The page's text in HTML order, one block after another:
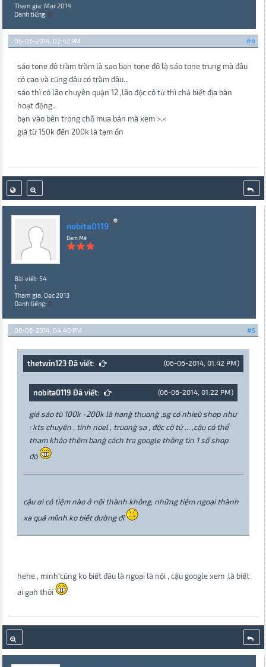
Tham gia: Mar 2014
Danh tiếng: 0
#4
06-06-2014, 02:42 PM
sáo tone đô trầm trầm là sao bạn tone đô là sáo tone trung mà đâu
có cao và cũng đâu có trầm đâu...
sáo thì có lão chuyên quận 12 ,lão độc cô tử thì chả biết địa bàn
hoạt động..
bạn vào bên trong chỗ mua bán mà xem >.<
giá từ 150k đến 200k là tạm ổn
nobita0119
Đam Mê
Bài viết: 54
1
Tham gia: Dec 2013
Danh tiếng: 0
#5
06-06-2014, 04:40 PM
(06-06-2014, 01:42 PM)
thetwin123 Đã viết:
(06-06-2014, 01:22 PM)
nobita0119 Đã viết:
giá sáo tu` 100k -200k la` hang` thuong` ,sg có nhieu` shop như
: kts chuyên , tinh noel , truong` sa , độc cô tử ... ,cậu có thể
tham khảo thêm bang` cách tra google thông tin 1 số shop
đó
cậu ơi có tiệm nào ở nội thành không, những tiệm ngoại thành
xa quá miình ko biết đường đi
hehe , minh` cũng ko biết đâu la` ngoại la` nội , cậu google xem ,la` biết
ai gan` thôi